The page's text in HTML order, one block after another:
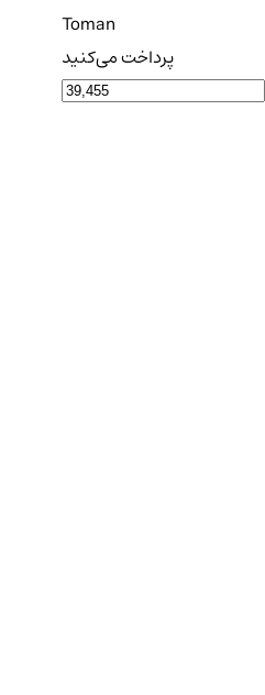
Toman
پرداخت می‌کنید